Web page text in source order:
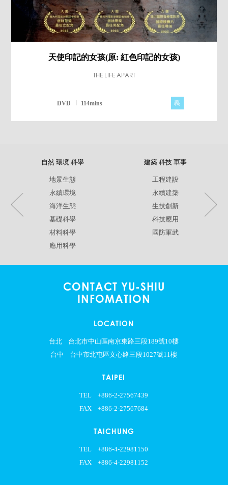
天使印記的女孩(原: 紅色印記的女孩)
THE LIFE APART
DVD 114mins 義
自然 環境 科學
地景生態
永續環境
海洋生態
基礎科學
材料科學
應用科學
建築 科技 軍事
工程建設
永續建築
生技創新
科技應用
國防軍武
CONTACT YU-SHIU
INFOMATION
LOCATION
台北
台北市中山區南京東路三段189號10樓
台中
台中市北屯區文心路三段1027號11樓
TAIPEI
TEL
+886-2-27567439
FAX
+886-2-27567684
TAICHUNG
TEL
+886-4-22981150
FAX
+886-4-22981152